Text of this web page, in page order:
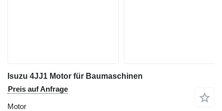
Isuzu 4JJ1 Motor für Baumaschinen
Preis auf Anfrage
Motor